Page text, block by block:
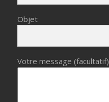
Objet
Votre message (facultatif)